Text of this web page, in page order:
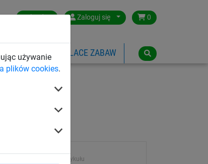
używanie
plików cookies.
Poland Zaloguj się 0
LINOWE PLACE ZABAW
Numer artykułu